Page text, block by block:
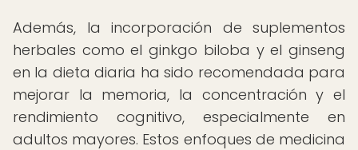
Además, la incorporación de suplementos
herbales como el ginkgo biloba y el ginseng
en la dieta diaria ha sido recomendada para
mejorar la memoria, la concentración y el
rendimiento cognitivo, especialmente en
adultos mayores. Estos enfoques de medicina